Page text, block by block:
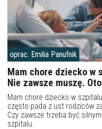
oprac. Emilia Panufnik
Mam chore dziecko w
Nie zawsze muszę.
Mam chore dziecko w
często pada z ust rodziców
Czy zawsze trzeba być
szpitalu.